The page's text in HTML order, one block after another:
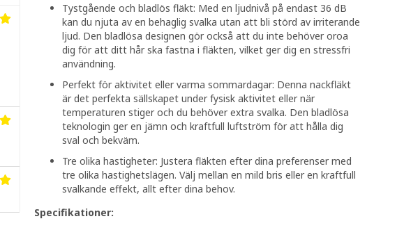
Tystgående och bladlös fläkt: Med en ljudnivå på endast 36 dB
kan du njuta av en behaglig svalka utan att bli störd av irriterande
ljud. Den bladlösa designen gör också att du inte behöver oroa
dig för att ditt hår ska fastna i fläkten, vilket ger dig en stressfri
användning.
Perfekt för aktivitet eller varma sommardagar: Denna nackfläkt
är det perfekta sällskapet under fysisk aktivitet eller när
temperaturen stiger och du behöver extra svalka. Den bladlösa
teknologin ger en jämn och kraftfull luftström för att hålla dig
sval och bekväm.
Tre olika hastigheter: Justera fläkten efter dina preferenser med
tre olika hastighetslägen. Välj mellan en mild bris eller en kraftfull
svalkande effekt, allt efter dina behov.
Specifikationer: